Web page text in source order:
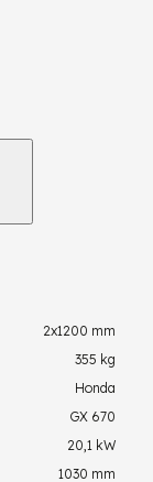
2x1200 mm
355 kg
Honda
GX 670
20,1 kW
1030 mm